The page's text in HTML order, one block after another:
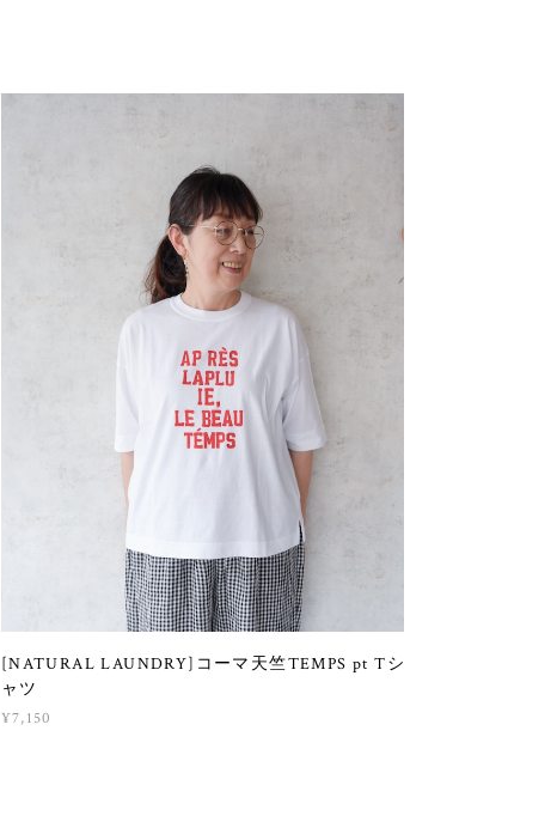
[NATURAL LAUNDRY]コーマ天竺TEMPS pt Tシ
ャツ
¥7,150